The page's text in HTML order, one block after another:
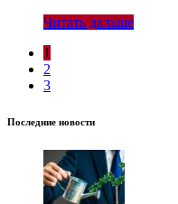
Читать дальше
1
2
3
Последние новости